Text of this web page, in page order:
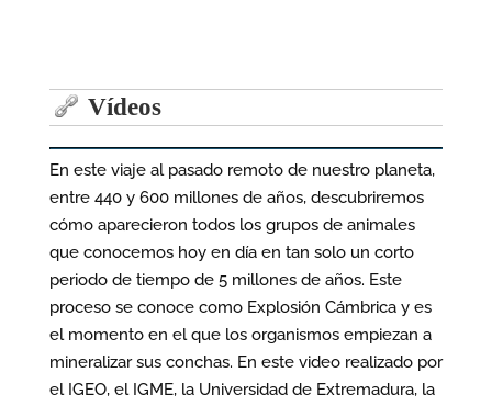
Vídeos
En este viaje al pasado remoto de nuestro planeta,
entre 440 y 600 millones de años, descubriremos
cómo aparecieron todos los grupos de animales
que conocemos hoy en día en tan solo un corto
periodo de tiempo de 5 millones de años. Este
proceso se conoce como Explosión Cámbrica y es
el momento en el que los organismos empiezan a
mineralizar sus conchas. En este video realizado por
el IGEO, el IGME, la Universidad de Extremadura, la